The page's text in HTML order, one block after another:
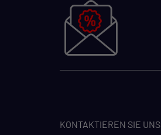
KONTAKTIEREN SIE UNS